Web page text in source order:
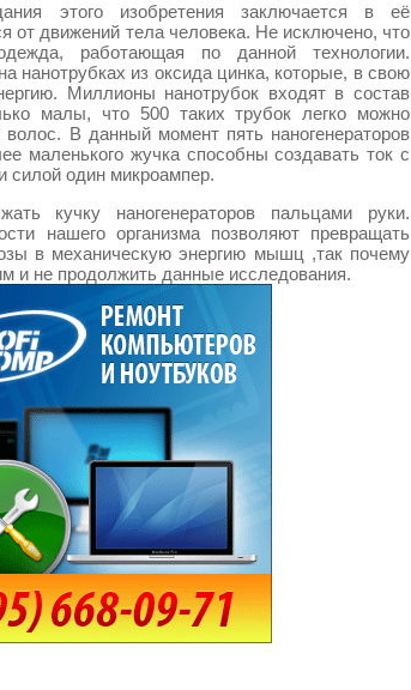
этого изобретения заключается в её
от движений тела человека. Не исключено, что
работающая по данной технологии.
нанотрубках из оксида цинка, которые, в свою
Миллионы нанотрубок входят в состав
малы, что 500 таких трубок легко можно
В данный момент пять наногенераторов
маленького жучка способны создавать ток с
силой один микроампер.
кучку наногенераторов пальцами руки.
нашего организма позволяют превращать
в механическую энергию мышц ,так почему
и не продолжить данные исследования.